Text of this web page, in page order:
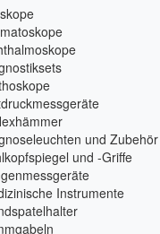
und Zubehör
und -Griffe
Instrumente